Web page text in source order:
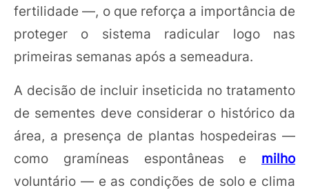
fertilidade —, o que reforça a importância de
proteger o sistema radicular logo nas
primeiras semanas após a semeadura.
A decisão de incluir inseticida no tratamento
de sementes deve considerar o histórico da
área, a presença de plantas hospedeiras —
como gramíneas espontâneas e milho
voluntário — e as condições de solo e clima